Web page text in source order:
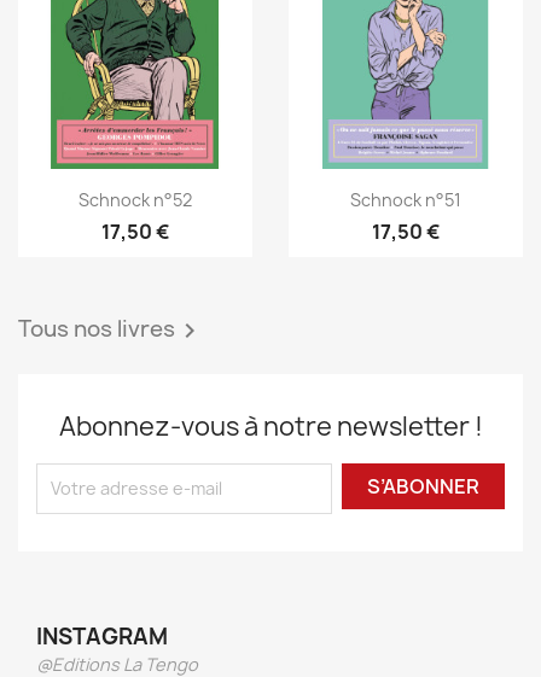
Schnock n°52
17,50 €
Schnock n°51
17,50 €
Tous nos livres 
Abonnez-vous à notre newsletter !
S’ABONNER
INSTAGRAM
@Editions La Tengo